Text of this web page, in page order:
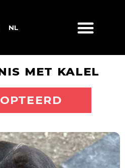
NL
MET KALEL
MIJ